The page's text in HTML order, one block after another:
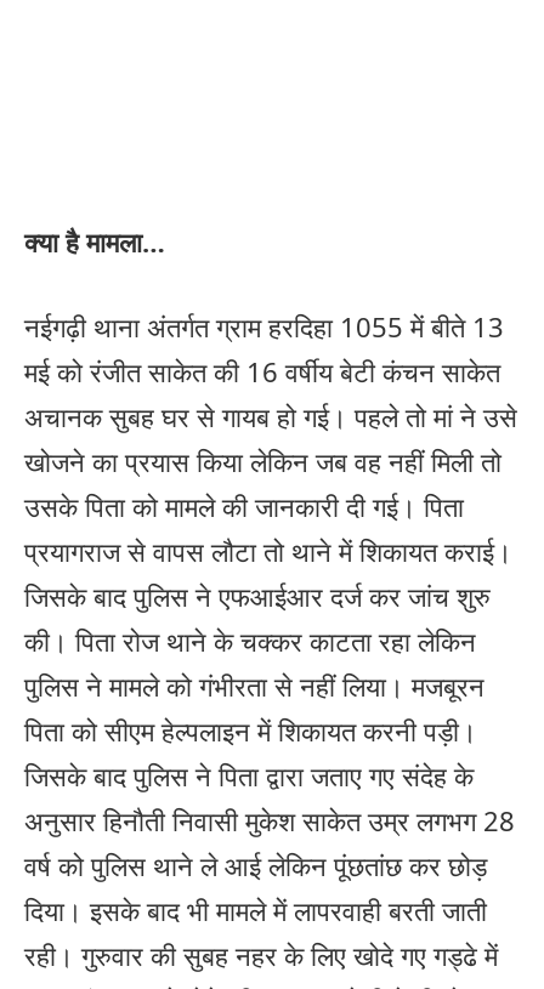
क्या है मामला…
नईगढ़ी थाना अंतर्गत ग्राम हरदिहा 1055 में बीते 13
मई को रंजीत साकेत की 16 वर्षीय बेटी कंचन साकेत
अचानक सुबह घर से गायब हो गई। पहले तो मां ने उसे
खोजने का प्रयास किया लेकिन जब वह नहीं मिली तो
उसके पिता को मामले की जानकारी दी गई। पिता
प्रयागराज से वापस लौटा तो थाने में शिकायत कराई।
जिसके बाद पुलिस ने एफआईआर दर्ज कर जांच शुरु
की। पिता रोज थाने के चक्कर काटता रहा लेकिन
पुलिस ने मामले को गंभीरता से नहीं लिया। मजबूरन
पिता को सीएम हेल्पलाइन में शिकायत करनी पड़ी।
जिसके बाद पुलिस ने पिता द्वारा जताए गए संदेह के
अनुसार हिनौती निवासी मुकेश साकेत उम्र लगभग 28
वर्ष को पुलिस थाने ले आई लेकिन पूंछतांछ कर छोड़
दिया। इसके बाद भी मामले में लापरवाही बरती जाती
रही। गुरुवार की सुबह नहर के लिए खोदे गए गड्ढे में